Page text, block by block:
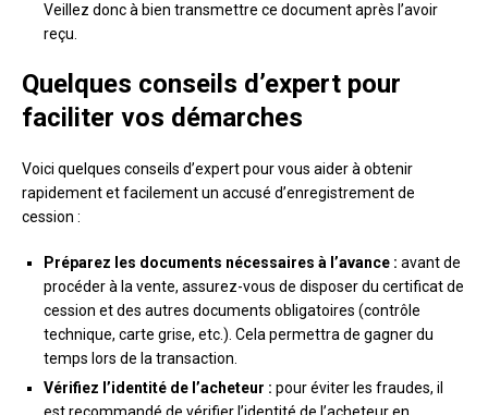
Veillez donc à bien transmettre ce document après l’avoir
reçu.
Quelques conseils d’expert pour
faciliter vos démarches
Voici quelques conseils d’expert pour vous aider à obtenir
rapidement et facilement un accusé d’enregistrement de
cession :
Préparez les documents nécessaires à l’avance : avant de
procéder à la vente, assurez-vous de disposer du certificat de
cession et des autres documents obligatoires (contrôle
technique, carte grise, etc.). Cela permettra de gagner du
temps lors de la transaction.
Vérifiez l’identité de l’acheteur : pour éviter les fraudes, il